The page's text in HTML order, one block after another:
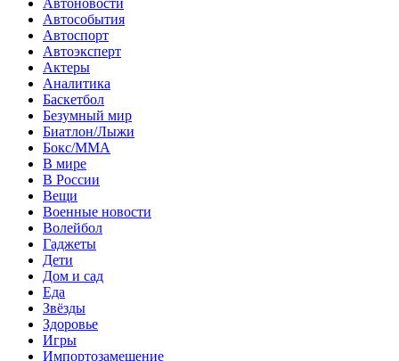
Автособытия
Автоспорт
Автоэксперт
Актеры
Аналитика
Баскетбол
Безумный мир
Биатлон/Лыжи
Бокс/MMA
В мире
В России
Вещи
Военные новости
Волейбол
Гаджеты
Дети
Дом и сад
Еда
Звёзды
Здоровье
Игры
Импортозамещение